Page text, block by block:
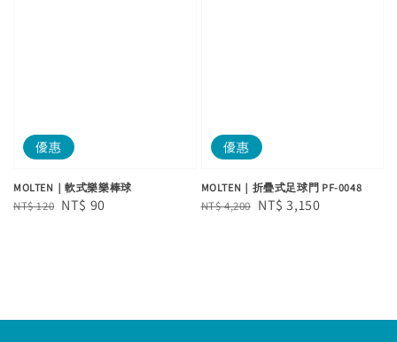
優惠
MOLTEN｜軟式樂樂棒球
Regular
NT$ 120 Sale
NT$ 90
優惠
MOLTEN｜折疊式足球門 PF-0048
Regular
NT$ 4,200 Sale
NT$ 3,150